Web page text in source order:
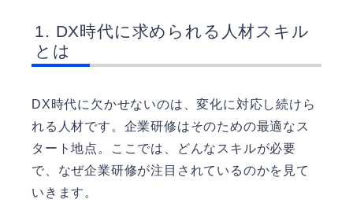
DX時代に求められる人材スキル
とは
DX時代に欠かせないのは、変化に対応し続けら
れる人材です。企業研修はそのための最適なス
タート地点。ここでは、どんなスキルが必要
で、なぜ企業研修が注目されているのかを見て
いきます。